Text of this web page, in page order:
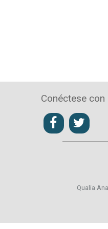
Conéctese
Qualia